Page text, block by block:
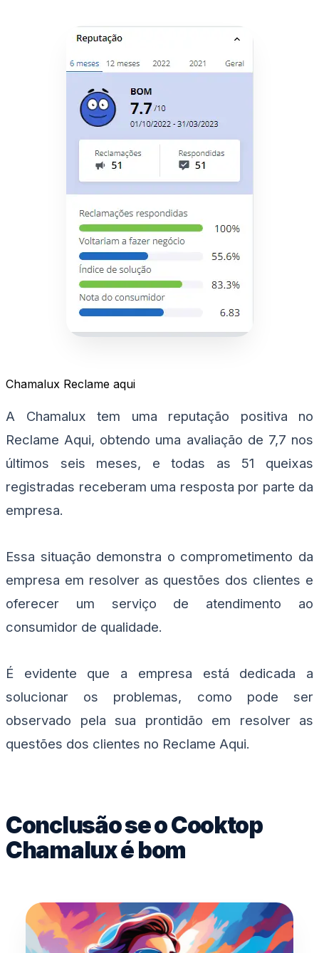
Chamalux Reclame aqui
A Chamalux tem uma reputação positiva no
Reclame Aqui, obtendo uma avaliação de 7,7 nos
últimos seis meses, e todas as 51 queixas
registradas receberam uma resposta por parte da
empresa.
Essa situação demonstra o comprometimento da
empresa em resolver as questões dos clientes e
oferecer um serviço de atendimento ao
consumidor de qualidade.
É evidente que a empresa está dedicada a
solucionar os problemas, como pode ser
observado pela sua prontidão em resolver as
questões dos clientes no Reclame Aqui.
Conclusão se o Cooktop
Chamalux é bom